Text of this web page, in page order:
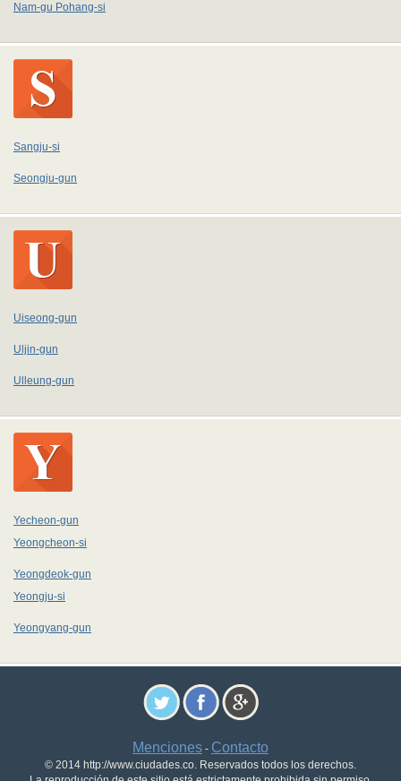
Nam-gu Pohang-si
Sangju-si
Seongju-gun
Uiseong-gun
Uljin-gun
Ulleung-gun
Yecheon-gun
Yeongcheon-si
Yeongdeok-gun
Yeongju-si
Yeongyang-gun
Menciones - Contacto
© 2014 http://www.ciudades.co. Reservados todos los derechos.